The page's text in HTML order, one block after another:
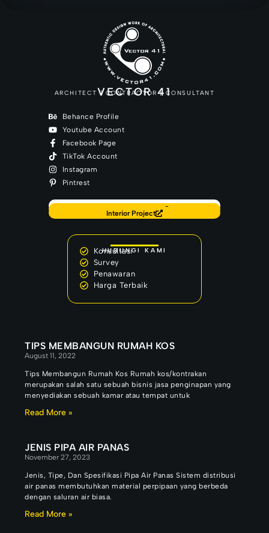
VECTOR 41
ARCHITECT | CONTRACTOR | CONSULTANT
Behance Profile
Youtube Account
Facebook Page
TikTok Account
Instagram
Pintrest
Our Latest Project
Interior Project
HUBUNGI KAMI
Konsultasi
Survey
Penawaran
Harga Terbaik
TIPS MEMBANGUN RUMAH KOS
August 11, 2022
Tips Membangun Rumah Kos Rumah kos/kontrakan
merupakan salah satu sebuah bisnis jasa penginapan yang
menyediakan sebuah kamar atau tempat untuk
Read More »
JENIS PIPA AIR PANAS
November 27, 2023
Jenis, Tipe, Dan Spesifikasi Pipa Air Panas Sistem distribusi
air panas membutuhkan material perpipaan yang berbeda
dengan saluran air biasa.
Read More »